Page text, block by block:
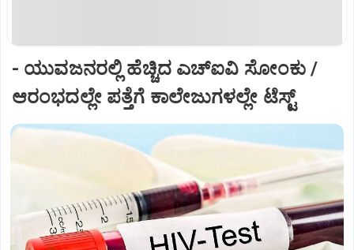
- ಯುವಜನರಲ್ಲಿ ಹೆಚ್ಚಿದ ಎಚ್‌ಐವಿ ಸೋಂಕು /
ಆರಂಭದಲ್ಲೇ ಪತ್ತೆಗೆ ಕಾಲೇಜುಗಳಲ್ಲೇ ಟೆಸ್ಟ್